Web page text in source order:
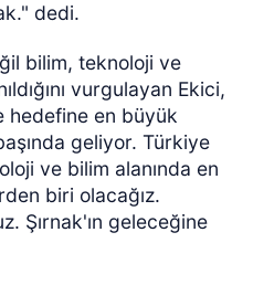
dedi.
bilim, teknoloji ve
vurgulayan Ekici,
hedefine en büyük
geliyor. Türkiye
ve bilim alanında en
biri olacağız.
Şırnak'ın geleceğine